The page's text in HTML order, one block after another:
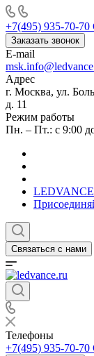
+7(495) 935-70-70
Заказать звонок
E-mail
Адрес
г. Москва, ул.
д. 11
Режим работы
Пн. – Пт.: с 9:00
Связаться с нами
Телефоны
+7(495) 935-70-70